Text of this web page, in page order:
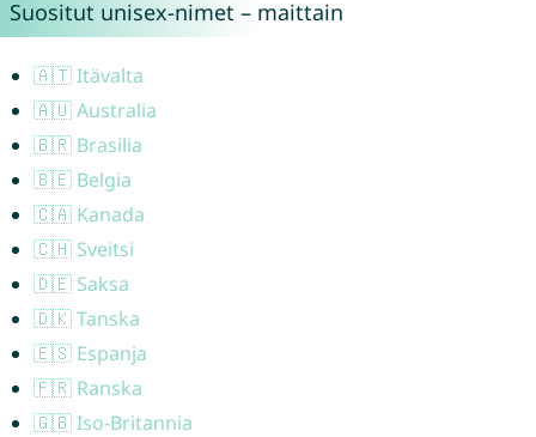
Suositut unisex-nimet – maittain
🇦🇹 Itävalta
🇦🇺 Australia
🇧🇷 Brasilia
🇧🇪 Belgia
🇨🇦 Kanada
🇨🇭 Sveitsi
🇩🇪 Saksa
🇩🇰 Tanska
🇪🇸 Espanja
🇫🇷 Ranska
🇬🇧 Iso-Britannia